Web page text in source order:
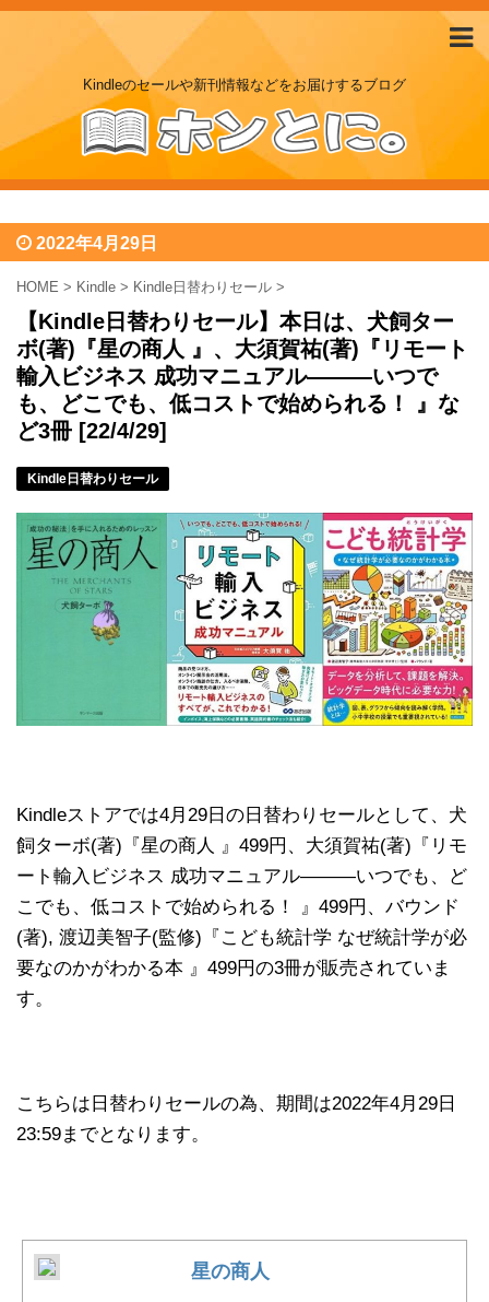
Kindleのセールや新刊情報などをお届けするブログ
2022年4月29日
HOME > Kindle > Kindle日替わりセール >
【Kindle日替わりセール】本日は、犬飼ター
ボ(著)『星の商人 』、大須賀祐(著)『リモート
輸入ビジネス 成功マニュアル―――いつで
も、どこでも、低コストで始められる！ 』な
ど3冊 [22/4/29]
Kindle日替わりセール
Kindleストアでは4月29日の日替わりセールとして、犬
飼ターボ(著)『星の商人 』499円、大須賀祐(著)『リモ
ート輸入ビジネス 成功マニュアル―――いつでも、ど
こでも、低コストで始められる！ 』499円、バウンド
(著), 渡辺美智子(監修)『こども統計学 なぜ統計学が必
要なのかがわかる本 』499円の3冊が販売されていま
す。
こちらは日替わりセールの為、期間は2022年4月29日
23:59までとなります。
星の商人